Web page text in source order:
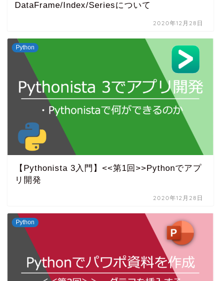
DataFrame/Index/Seriesについて
2020年12月28日
Python
【Pythonista 3入門】<<第1回>>Pythonでアプ
リ開発
2020年12月28日
Python